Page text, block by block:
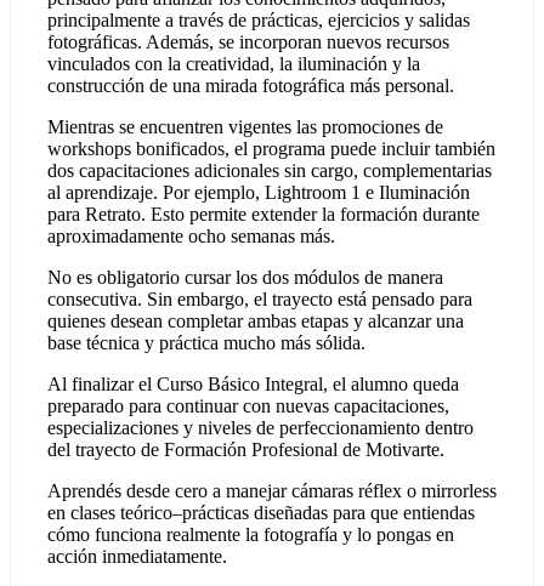
principalmente a través de prácticas, ejercicios y salidas
fotográficas. Además, se incorporan nuevos recursos
vinculados con la creatividad, la iluminación y la
construcción de una mirada fotográfica más personal.
Mientras se encuentren vigentes las promociones de
workshops bonificados, el programa puede incluir también
dos capacitaciones adicionales sin cargo, complementarias
al aprendizaje. Por ejemplo, Lightroom 1 e Iluminación
para Retrato. Esto permite extender la formación durante
aproximadamente ocho semanas más.
No es obligatorio cursar los dos módulos de manera
consecutiva. Sin embargo, el trayecto está pensado para
quienes desean completar ambas etapas y alcanzar una
base técnica y práctica mucho más sólida.
Al finalizar el Curso Básico Integral, el alumno queda
preparado para continuar con nuevas capacitaciones,
especializaciones y niveles de perfeccionamiento dentro
del trayecto de Formación Profesional de Motivarte.
Aprendés desde cero a manejar cámaras réflex o mirrorless
en clases teórico–prácticas diseñadas para que entiendas
cómo funciona realmente la fotografía y lo pongas en
acción inmediatamente.